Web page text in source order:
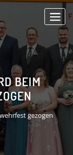
BEIM
gezogen